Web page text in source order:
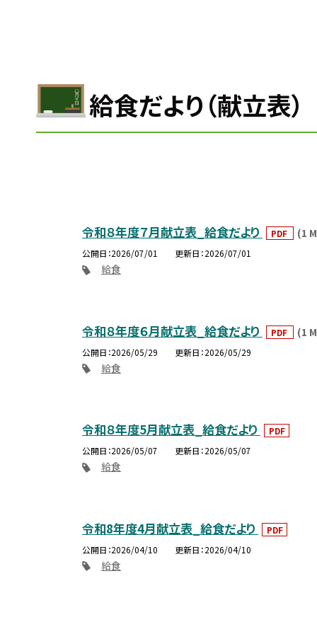
給食だより（献立表）
令和８年度７月献立表_給食だより PDF (1
公開日 2026/07/01 更新日 2026/07/01
給食
令和８年度６月献立表_給食だより PDF (1
公開日 2026/05/29 更新日 2026/05/29
給食
令和８年度5月献立表_給食だより
PDF
公開日 2026/05/07 更新日 2026/05/07
給食
令和8年度4月献立表_給食だより
PDF
公開日 2026/04/10 更新日 2026/04/10
給食